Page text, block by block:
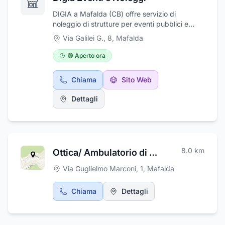
soddisfare ogni esigenza. Con noi,
l'organizzazione dell’ultimo saluto diventa un
momento pieno di attenzione.
DIGIA a Mafalda (CB) offre servizio di
noleggio di strutture per eventi pubblici e
privati: palco modulare, tavoli e panche,
gruppi elettrogeni, transenne in plastica e
transenne antipanico. Inoltre organizziamo
allestimenti di palloncini per ogni tipo di
evento.
Via Galilei G., 8, Mafalda
🟢 Aperto ora
Chiama Sito Web
Dettagli
Ottica/ Ambulatorio di Ortottica Dott Frisco Lorenzo 8.0 km
Via Guglielmo Marconi, 1, Mafalda
Chiama Dettagli